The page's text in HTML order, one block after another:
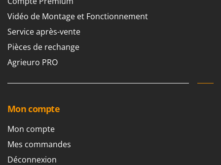
Hachoirs à viande
Herses à Dents
Herses Rotatives
L
Lames à neige
Lames niveleuses pour tracteur
Lieuses électriques pour vignes
M
Machines à pâtes
Einhell
Enotecnica Pillan
EuroMech
F
FAC
Fama Industrie
Famag
Vidéo de Montage et Fonctionnement
Service après-vente
Pièces de rechange
Agrieuro PRO
Mon compte
Mon compte
Mes commandes
Déconnexion